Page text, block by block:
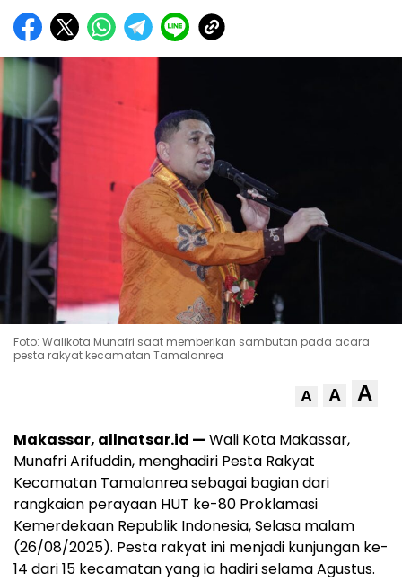
Foto: Walikota Munafri saat memberikan sambutan pada acara
pesta rakyat kecamatan Tamalanrea
A A A
Makassar, allnatsar.id — Wali Kota Makassar,
Munafri Arifuddin, menghadiri Pesta Rakyat
Kecamatan Tamalanrea sebagai bagian dari
rangkaian perayaan HUT ke-80 Proklamasi
Kemerdekaan Republik Indonesia, Selasa malam
(26/08/2025). Pesta rakyat ini menjadi kunjungan ke-
14 dari 15 kecamatan yang ia hadiri selama Agustus.